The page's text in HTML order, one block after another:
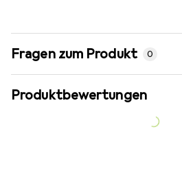
Fragen zum Produkt 0
Produktbewertungen